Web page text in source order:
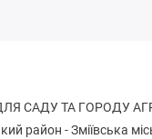
САДУ ТА ГОРОДУ
район -Зміївськa